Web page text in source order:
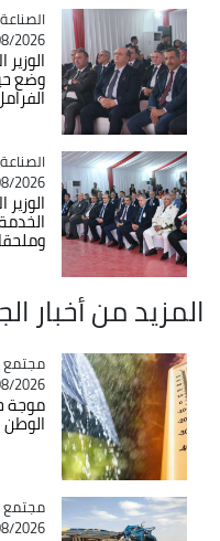
Catégorie
الصناعة
2026 - 10:54
الوزير
وضع
Catégorie
الصناعة
2026 - 09:48
المزيد من أخبار
Catégorie
مجتمع
2026 - 09:31
موجة
الوطن
Catégorie
مجتمع
2026 - 17:38